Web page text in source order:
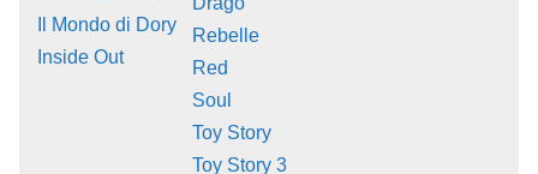
Il Mondo di Dory
Inside Out
Rebelle
Red
Soul
Toy Story
Toy Story 3